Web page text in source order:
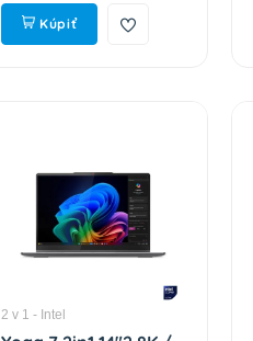
Kúpiť
2 v 1 - Intel